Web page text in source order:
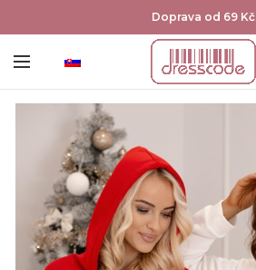
Doprava od 69 Kč